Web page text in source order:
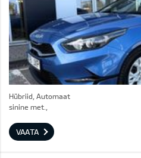
Hübriid, Automaat
sinine met.,
VAATA